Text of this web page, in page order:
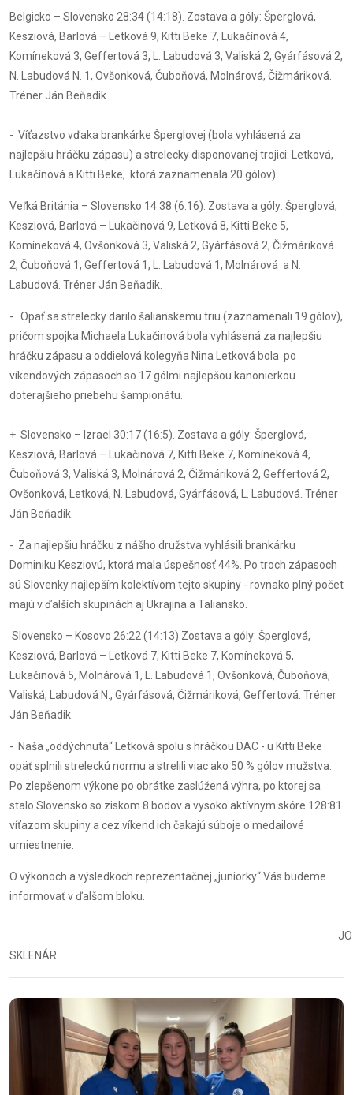
Belgicko – Slovensko 28:34 (14:18). Zostava a góly: Šperglová,
Kesziová, Barlová – Letková 9, Kitti Beke 7, Lukačínová 4,
Komíneková 3, Geffertová 3, L. Labudová 3, Valiská 2, Gyárfásová 2,
N. Labudová N. 1, Ovšonková, Čuboňová, Molnárová, Čižmáriková.
Tréner Ján Beňadik.
- Víťazstvo vďaka brankárke Šperglovej (bola vyhlásená za
najlepšiu hráčku zápasu) a strelecky disponovanej trojici: Letková,
Lukačínová a Kitti Beke, ktorá zaznamenala 20 gólov).
Veľká Británia – Slovensko 14:38 (6:16). Zostava a góly: Šperglová,
Kesziová, Barlová – Lukačinová 9, Letková 8, Kitti Beke 5,
Komíneková 4, Ovšonková 3, Valiská 2, Gyárfásová 2, Čižmáriková
2, Čuboňová 1, Geffertová 1, L. Labudová 1, Molnárová a N.
Labudová. Tréner Ján Beňadik.
- Opäť sa strelecky darilo šalianskemu triu (zaznamenali 19 gólov),
pričom spojka Michaela Lukačinová bola vyhlásená za najlepšiu
hráčku zápasu a oddielová kolegyňa Nina Letková bola po
víkendových zápasoch so 17 gólmi najlepšou kanonierkou
doterajšieho priebehu šampionátu.
+ Slovensko – Izrael 30:17 (16:5). Zostava a góly: Šperglová,
Kesziová, Barlová – Lukačinová 7, Kitti Beke 7, Komíneková 4,
Čuboňová 3, Valiská 3, Molnárová 2, Čižmáriková 2, Geffertová 2,
Ovšonková, Letková, N. Labudová, Gyárfásová, L. Labudová. Tréner
Ján Beňadik.
- Za najlepšiu hráčku z nášho družstva vyhlásili brankárku
Dominiku Kesziovú, ktorá mala úspešnosť 44%. Po troch zápasoch
sú Slovenky najlepším kolektívom tejto skupiny - rovnako plný počet
majú v ďalších skupinách aj Ukrajina a Taliansko.
Slovensko – Kosovo 26:22 (14:13) Zostava a góly: Šperglová,
Kesziová, Barlová – Letková 7, Kitti Beke 7, Komíneková 5,
Lukačinová 5, Molnárová 1, L. Labudová 1, Ovšonková, Čuboňová,
Valiská, Labudová N., Gyárfásová, Čižmáriková, Geffertová. Tréner
Ján Beňadik.
- Naša „oddýchnutá“ Letková spolu s hráčkou DAC - u Kitti Beke
opäť splnili streleckú normu a strelili viac ako 50 % gólov mužstva.
Po zlepšenom výkone po obrátke zaslúžená výhra, po ktorej sa
stalo Slovensko so ziskom 8 bodov a vysoko aktívnym skóre 128:81
víťazom skupiny a cez víkend ich čakajú súboje o medailové
umiestnenie.
O výkonoch a výsledkoch reprezentačnej „juniorky“ Vás budeme
informovať v ďalšom bloku.
SKLENÁR